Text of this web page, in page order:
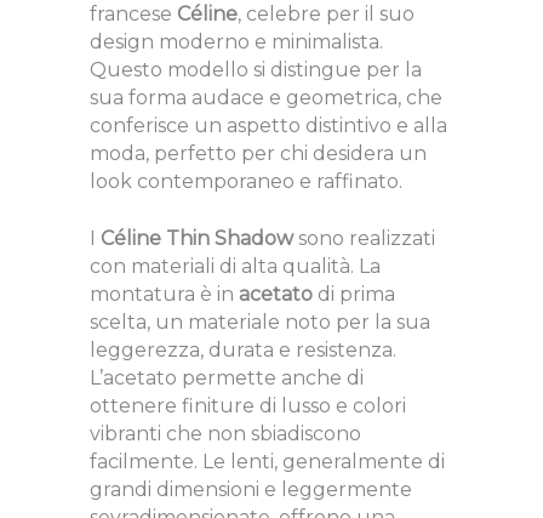
francese Céline, celebre per il suo
design moderno e minimalista.
Questo modello si distingue per la
sua forma audace e geometrica, che
conferisce un aspetto distintivo e alla
moda, perfetto per chi desidera un
look contemporaneo e raffinato.
Céline Thin Shadowsono realizzati
con materiali di alta qualità. La
montatura è in acetato di prima
scelta, un materiale noto per la sua
leggerezza, durata e resistenza.
L’acetato permette anche di
ottenere finiture di lusso e colori
vibranti che non sbiadiscono
facilmente. Le lenti, generalmente di
grandi dimensioni e leggermente